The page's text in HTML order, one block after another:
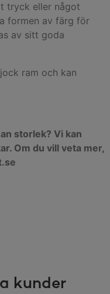
tryck eller något
formen av färg för
av sitt goda
ram och kan
storlek? Vi kan
Om du vill veta mer,
kunder